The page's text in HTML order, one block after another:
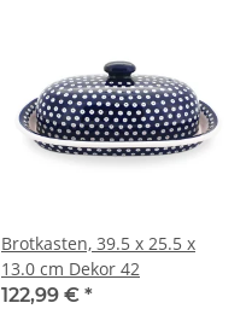
Brotkasten, 39.5 x 25.5 x
13.0 cm Dekor 42
122,99 € *